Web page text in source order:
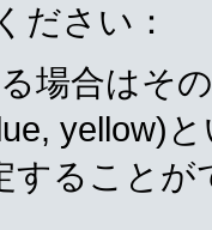
ださい：
場合はそ
yellow)
することが